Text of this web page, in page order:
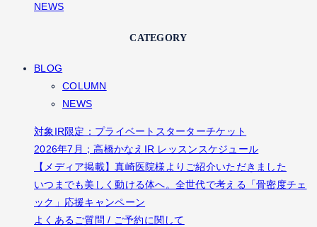
NEWS
CATEGORY
BLOG
COLUMN
NEWS
対象IR限定：プライベートスターターチケット
2026年7月；高橋かなえIR レッスンスケジュール
【メディア掲載】真崎医院様よりご紹介いただきました
いつまでも美しく動ける体へ。全世代で考える「骨密度チェ
ック」応援キャンペーン
よくあるご質問 / ご予約に関して